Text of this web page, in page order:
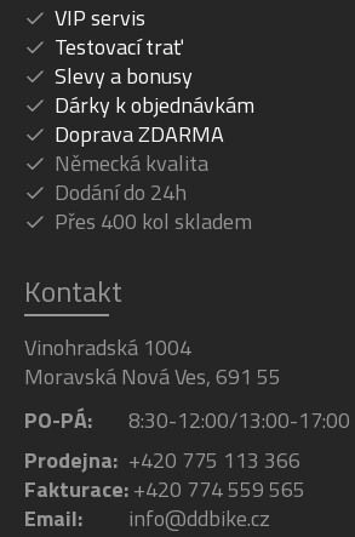
VIP servis
Testovací trať
Slevy a bonusy
Dárky k objednávkám
Doprava ZDARMA
Německá kvalita
Dodání do 24h
Přes 400 kol skladem
Kontakt
Vinohradská 1004
Moravská Nová Ves, 691 55
PO-PÁ:
8:30-12:00/13:00-17:00
Prodejna: +420 775 113 366
Fakturace:+420 774 559 565
Email:
info@ddbike.cz